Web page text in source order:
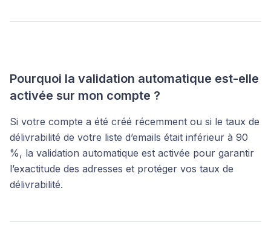
Pourquoi la validation automatique est-elle
activée sur mon compte ?
Si votre compte a été créé récemment ou si le taux de
délivrabilité de votre liste d’emails était inférieur à 90
%, la validation automatique est activée pour garantir
l’exactitude des adresses et protéger vos taux de
délivrabilité.